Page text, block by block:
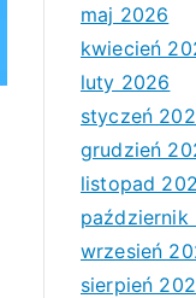
maj 2026
kwiecień
luty 2026
styczeń
grudzień
listopad
październik
wrzesień
sierpień